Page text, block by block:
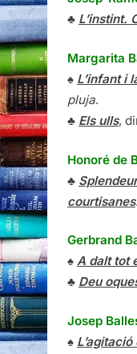
♣ L’instint.
Margarita
♠ L’infant i
pluja.
♣ Els ulls,
Honoré de
♣
courtisanes.
Gerbrand
♠ A dalt tot
♣ Deu
Josep
♠